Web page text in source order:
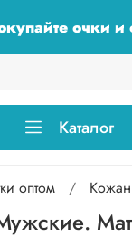
очки
Каталог
оптом